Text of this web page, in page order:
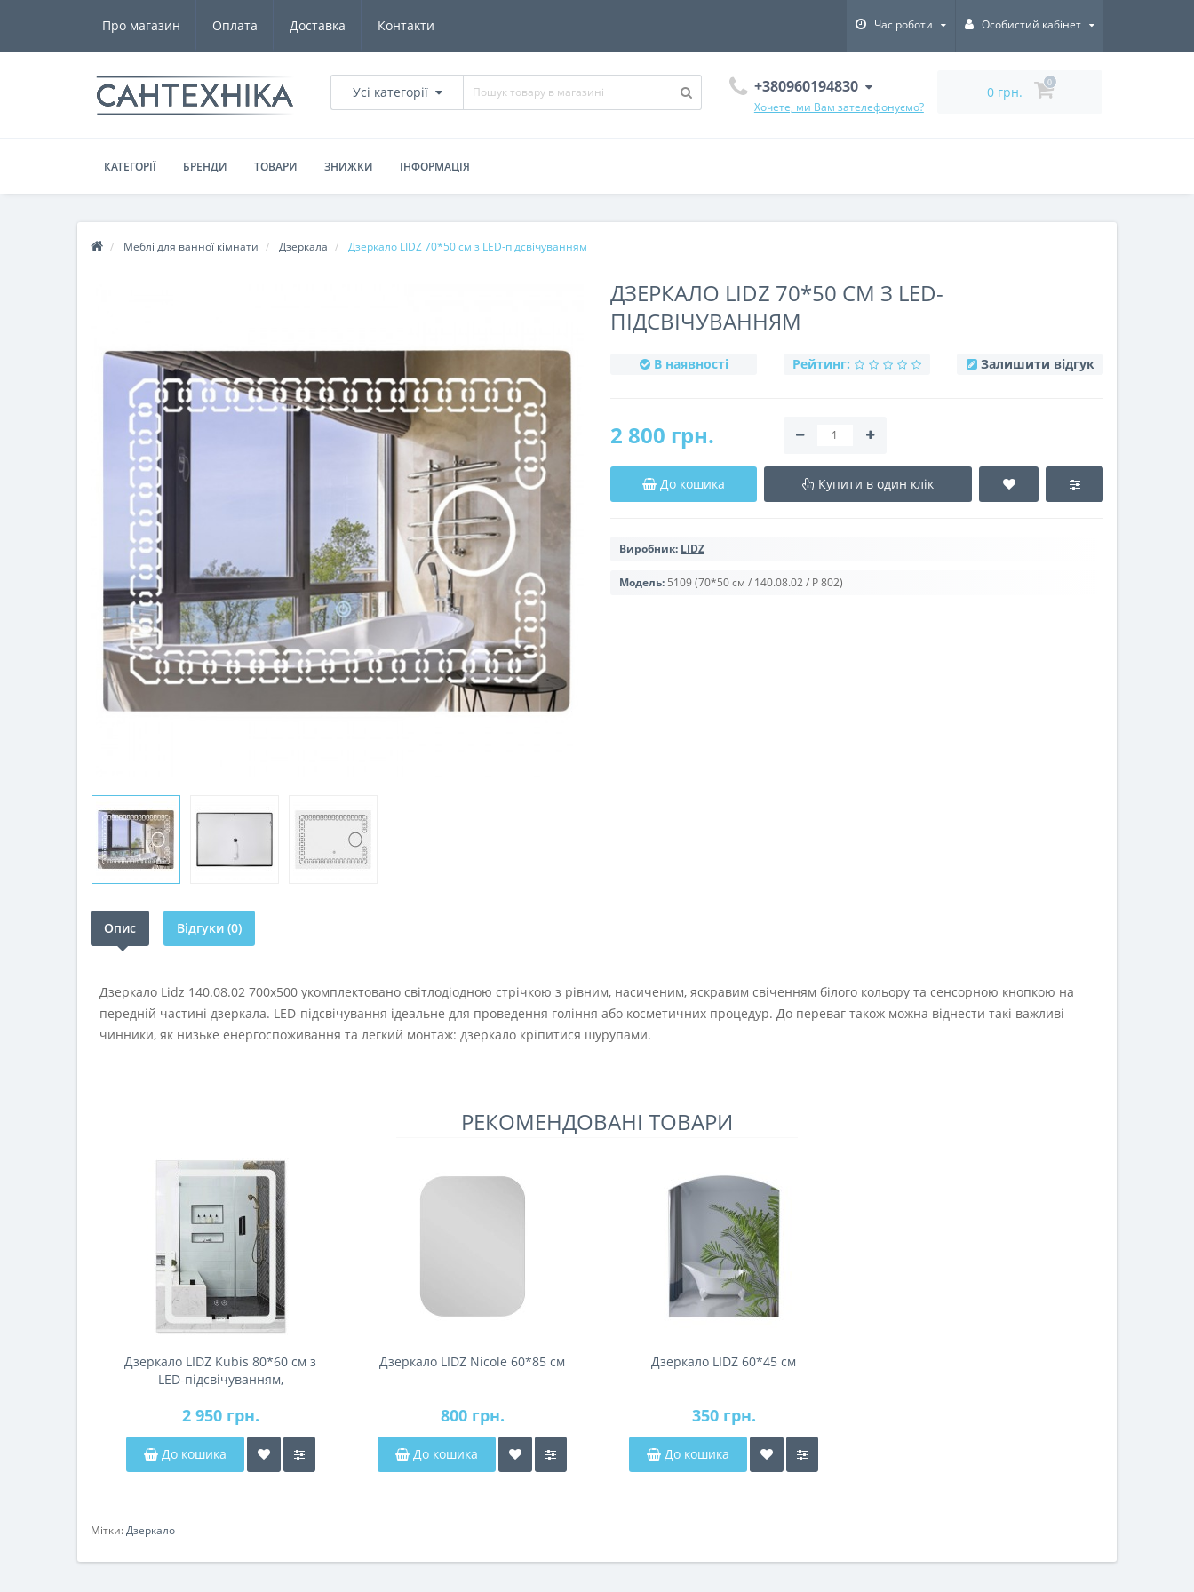
Про магазин Оплата Доставка Контакти Час роботи Особистий кабінет
Усі категорії +380960194830
Хочете, ми Вам зателефонуємо?
0 грн.
0
КАТЕГОРІЇ БРЕНДИ ТОВАРИ ЗНИЖКИ ІНФОРМАЦІЯ
Меблі для ванної кімнати Дзеркала Дзеркало LIDZ 70*50 см з LED-підсвічуванням
ДЗЕРКАЛО LIDZ 70*50 СМ З LED-
ПІДСВІЧУВАННЯМ
В наявності Рейтинг: Залишити відгук
2 800 грн.
До кошика Купити в один клік
Виробник: LIDZ
Модель: 5109 (70*50 см / 140.08.02 / P 802)
Опис Відгуки (0)
Дзеркало Lidz 140.08.02 700х500 укомплектовано світлодіодною стрічкою з рівним, насиченим, яскравим свіченням білого кольору та сенсорною кнопкою на
передній частині дзеркала. LED-підсвічування ідеальне для проведення гоління або косметичних процедур. До переваг також можна віднести такі важливі
чинники, як низьке енергоспоживання та легкий монтаж: дзеркало кріпитися шурупами.
РЕКОМЕНДОВАНІ ТОВАРИ
Дзеркало LIDZ Kubis 80*60 см з
LED-підсвічуванням,
2 950 грн.
До кошика
Дзеркало LIDZ Nicole 60*85 см
800 грн.
До кошика
Дзеркало LIDZ 60*45 см
350 грн.
До кошика
Мітки:Дзеркало